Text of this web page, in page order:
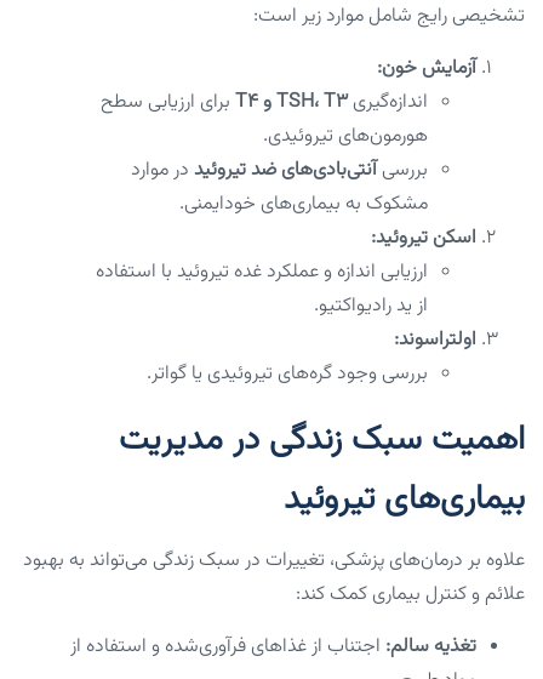
تشخیصی رایج شامل موارد زیر است:
آزمایش خون:
اندازه‌گیریTSH، T3 و T4
برای ارزیابی سطح
هورمون‌های تیروئیدی.
بررسیآنتی‌بادی‌های ضد تیروئید در موارد
مشکوک به بیماری‌های خودایمنی.
اسکن تیروئید:
ارزیابی اندازه و عملکرد غده تیروئید با استفاده
از ید رادیواکتیو.
اولتراسوند:
بررسی وجود گره‌های تیروئیدی یا گواتر.
اهمیت سبک زندگی در مدیریت
بیماری‌های تیروئید
علاوه بر درمان‌های پزشکی، تغییرات در سبک زندگی می‌تواند به بهبود
علائم و کنترل بیماری کمک کند:
تغذیه سالم: اجتناب از غذاهای فرآوری‌شده و استفاده از